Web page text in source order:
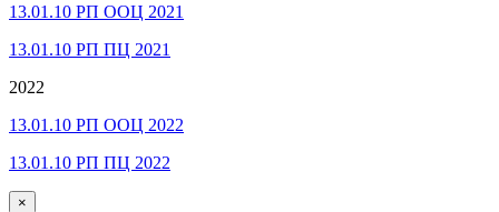
13.01.10 РП ООЦ 2021
13.01.10 РП ПЦ 2021
2022
13.01.10 РП ООЦ 2022
13.01.10 РП ПЦ 2022
×